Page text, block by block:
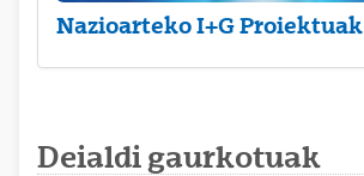
Nazioarteko I+G Proiektuak
Deialdi gaurkotuak